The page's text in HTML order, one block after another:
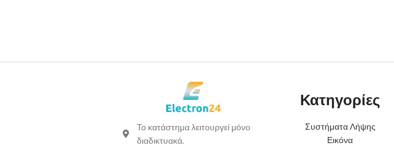
Το κατάστημα λειτουργεί μόνο
διαδικτυακά.
Κατηγορίες
Συστήματα Λήψης
Εικόνα